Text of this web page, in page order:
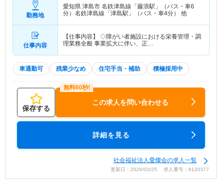
勤務地
愛知県 津島市 名鉄津島線「藤浪駅」（バス・車6
分）名鉄津島線「津島駅」（バス・車4分） 他
仕事内容
【仕事内容】 ◇障がい者施設における栄養管理・調
理業務全般 事業拡大に伴い、正…
車通勤可 残業少なめ 住宅手当・補助 積極採用中
保存する
この求人を問い合わせる
詳細を見る
社会福祉法人愛燦会の求人一覧
更新日：2026/03/25 求人番号：9120377